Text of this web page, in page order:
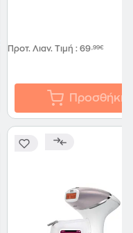
Προτ. Λιαν. Τιμή : 69,99€
Προσθήκη